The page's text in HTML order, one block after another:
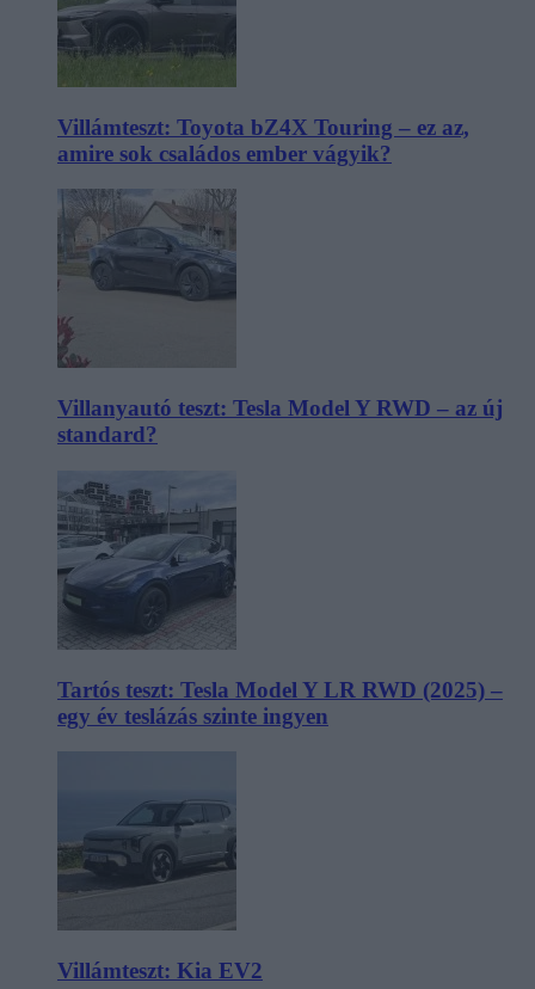
Villámteszt: Toyota bZ4X Touring – ez az,
amire sok családos ember vágyik?
Villanyautó teszt: Tesla Model Y RWD – az új
standard?
Tartós teszt: Tesla Model Y LR RWD (2025) –
egy év teslázás szinte ingyen
Villámteszt: Kia EV2